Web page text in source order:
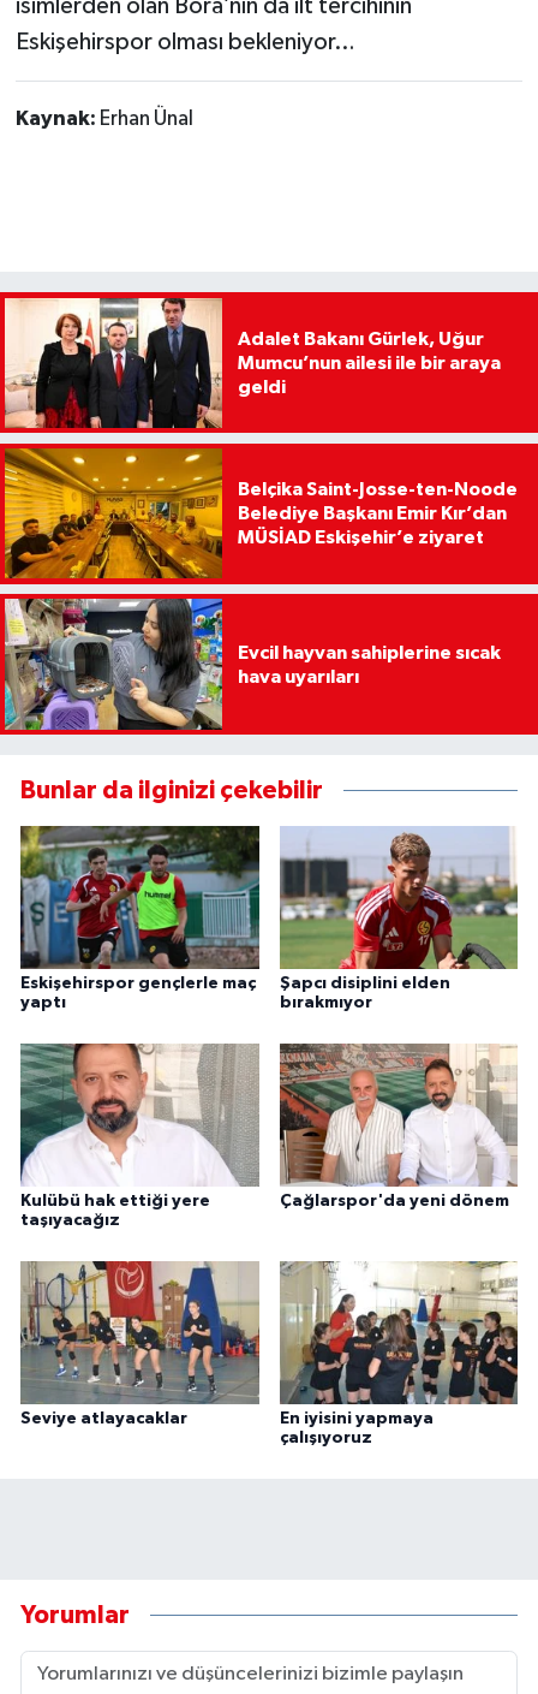
isimlerden olan Bora’nın da ilt tercihinin
Eskişehirspor olması bekleniyor…
Kaynak: Erhan Ünal
Adalet Bakanı Gürlek, Uğur
Mumcu’nun ailesi ile bir araya
geldi
Belçika Saint-Josse-ten-Noode
Belediye Başkanı Emir Kır’dan
MÜSİAD Eskişehir’e ziyaret
Evcil hayvan sahiplerine sıcak
hava uyarıları
Bunlar da ilginizi çekebilir
Eskişehirspor gençlerle maç
yaptı
Şapcı disiplini elden
bırakmıyor
Kulübü hak ettiği yere
taşıyacağız
Çağlarspor'da yeni dönem
Seviye atlayacaklar
En iyisini yapmaya
çalışıyoruz
Yorumlar